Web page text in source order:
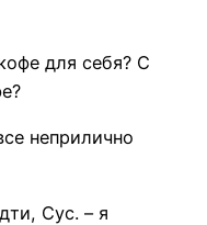
для себя? С
неприлично
Сус. – я